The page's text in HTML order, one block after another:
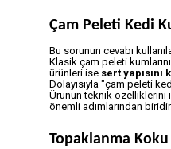
Çam Peleti Kedi
Bu sorunun cevabı
Klasik çam peleti
ürünleri ise sert
Dolayısıyla "çam peleti
Ürünün teknik özelliklerini
önemli adımlarından
Topaklanma